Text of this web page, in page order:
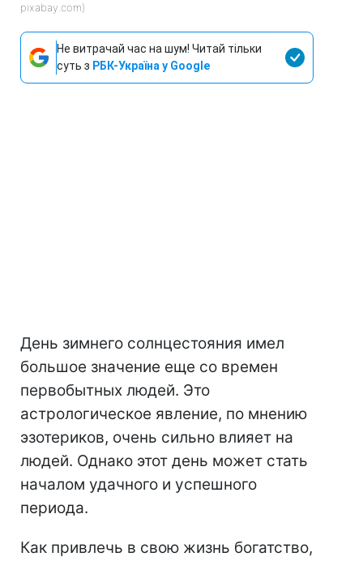
pixabay.com)
Не витрачай час на шум! Читай тільки
суть з РБК-Україна у Google
День зимнего солнцестояния имел
большое значение еще со времен
первобытных людей. Это
астрологическое явление, по мнению
эзотериков, очень сильно влияет на
людей. Однако этот день может стать
началом удачного и успешного
периода.
Как привлечь в свою жизнь богатство,